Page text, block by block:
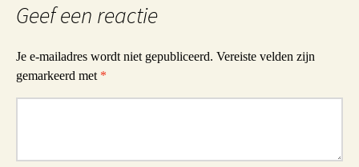
Geef een reactie
Je e-mailadres wordt niet gepubliceerd. Vereiste velden zijn
gemarkeerd met *